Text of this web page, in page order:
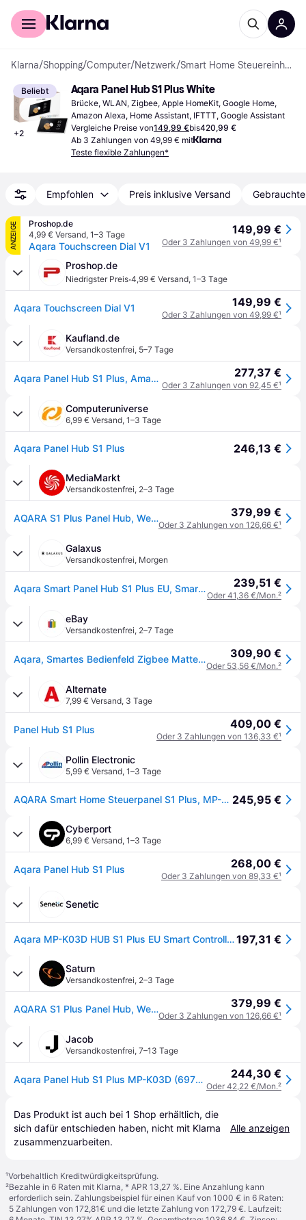
Für Shopper
Klarna/Shopping/Computer/Netzwerk/ Smart Home Steuereinheiten
Beliebt
+2
Aqara Panel Hub S1 Plus White
Brücke, WLAN, Zigbee, Apple HomeKit, Google Home,
Amazon Alexa, Home Assistant, IFTTT, Google Assistant
Vergleiche Preise von149,99 €bis420,99 €
Ab 3 Zahlungen von 49,99 € mit
Teste flexible Zahlungen*
Empfohlen Preis inklusive Versand
ANZEIGE
Proshop.de
4,99 € Versand, 1–3 Tage
Aqara Touchscreen Dial V1
149,99 €
Oder 3 Zahlungen von 49,99 €¹
Proshop.de
Niedrigster Preis·4,99 € Versand, 1–3 Tage
Aqara Touchscreen Dial V1 149,99 €
Oder 3 Zahlungen von 49,99 €¹
Kaufland.de
Versandkostenfrei, 5–7 Tage
Aqara Panel Hub S1 Plus, Amazon Alexa / Google Home / Apple HomeKit, Rechteck, Schwarz, 1440 x 720 Pixel, Kabellos, Dual-Band (2,4 GHz/5 GHz) 277,37 €
Oder 3 Zahlungen von 92,45 €¹
Computeruniverse
6,99 € Versand, 1–3 Tage
Aqara Panel Hub S1 Plus 246,13 €
MediaMarkt
Versandkostenfrei, 2–3 Tage
AQARA S1 Plus Panel Hub, Weiß 379,99 €
Oder 3 Zahlungen von 126,66 €¹
Galaxus
Versandkostenfrei, Morgen
Aqara Smart Panel Hub S1 Plus EU, Smart Home Hub, Weiss 239,51 €
Oder 41,36 €/Mon.²
eBay
Versandkostenfrei, 2–7 Tage
Aqara, Smartes Bedienfeld Zigbee Matter Multi Control / Schwarz 309,90 €
Oder 53,56 €/Mon.²
Alternate
7,99 € Versand, 3 Tage
Panel Hub S1 Plus 409,00 €
Oder 3 Zahlungen von 136,33 €¹
Pollin Electronic
5,99 € Versand, 1–3 Tage
AQARA Smart Home Steuerpanel S1 Plus, MP-K03D 245,95 €
Cyberport
6,99 € Versand, 1–3 Tage
Aqara Panel Hub S1 Plus 268,00 €
Oder 3 Zahlungen von 89,33 €¹
Senetic
Aqara MP-K03D HUB S1 Plus EU Smart Controller MP-K03D197,31 €
Saturn
Versandkostenfrei, 2–3 Tage
AQARA S1 Plus Panel Hub, Weiß 379,99 €
Oder 3 Zahlungen von 126,66 €¹
Jacob
Versandkostenfrei, 7–13 Tage
Aqara Panel Hub S1 Plus MP-K03D (6975833357499) 244,30 €
Oder 42,22 €/Mon.²
Das Produkt ist auch bei 1 Shop erhältlich, die
sich dafür entschieden haben, nicht mit Klarna
zusammenzuarbeiten.
Alle anzeigen
¹Vorbehaltlich Kreditwürdigkeitsprüfung.
²Bezahle in 6 Raten mit Klarna, * APR 13,27 %. Eine Anzahlung kann
erforderlich sein. Zahlungsbeispiel für einen Kauf von 1000 € in 6 Raten:
5 Zahlungen von 172,81€ und die letzte Zahlung von 172,79 €. Laufzeit: